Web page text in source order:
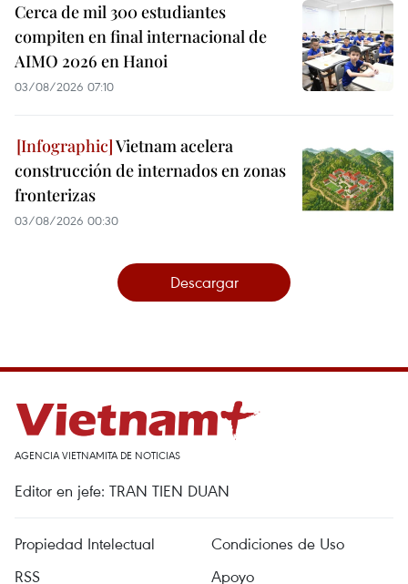
Cerca de mil 300 estudiantes
compiten en final internacional de
AIMO 2026 en Hanoi
03/08/2026 07:10
Vietnam acelera
construcción de internados en zonas
fronterizas
03/08/2026 00:30
Descargar
AGENCIA VIETNAMITA DE NOTICIAS
Editor en jefe: TRAN TIEN DUAN
Propiedad Intelectual
Condiciones de Uso
RSS
Apoyo